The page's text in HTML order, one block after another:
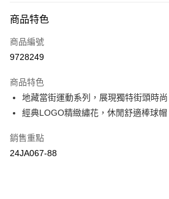
信用卡一次付款
超商取貨付款
Apple Pay
街口支付
悠遊付
商品特色
商品編號
9728249
商品特色
地藏當街運動系列，展現獨特街頭時尚
經典LOGO精緻繡花，休閒舒適棒球帽
銷售重點
24JA067-88